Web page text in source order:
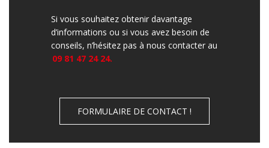
Si vous souhaitez obtenir davantage
d’informations ou si vous avez besoin de
conseils, n’hésitez pas à nous contacter au
09 81 47 24 24.
FORMULAIRE DE CONTACT !